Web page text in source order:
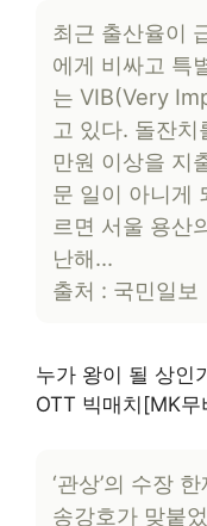
최근 출산율이
에게 비싸고 특
는 VIB(Very
고 있다. 돌잔
만원 이상을 지
문 일이 아니게
르면 서울 용산
난해…
출처 : 국민일보
누가 왕이 될 상인
OTT 빅매치[MK무
‘관상’의 수장
송강호가 맞붙